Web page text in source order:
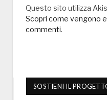
Questo sito utilizza
Scopri come vengono
commenti.
SOSTIENI IL